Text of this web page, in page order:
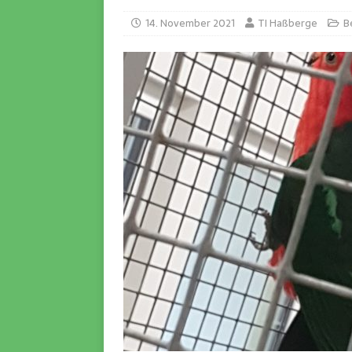
14. November 2021 TI Haßberge